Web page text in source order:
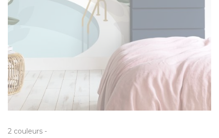
2 couleurs -